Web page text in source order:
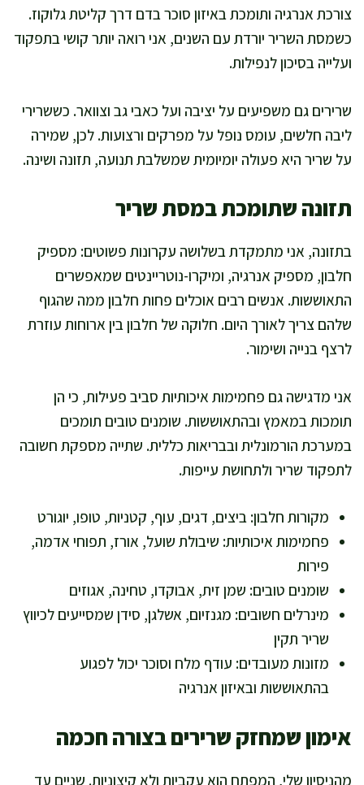
צורכת אנרגיה ותומכת באיזון סוכר בדם דרך קליטת גלוקוז.
כשמסת השריר יורדת עם השנים, אני רואה יותר קושי בתפקוד
ועלייה בסיכון לנפילות.
שרירים גם משפיעים על יציבה ועל כאבי גב וצוואר. כששרירי
ליבה חלשים, עומס נופל על מפרקים ורצועות. לכן, שמירה
על שריר היא פעולה יומיומית שמשלבת תנועה, תזונה ושינה.
תזונה שתומכת במסת שריר
בתזונה, אני מתמקדת בשלושה עקרונות פשוטים: מספיק
חלבון, מספיק אנרגיה, ומיקרו-נוטריינטים שמאפשרים
התאוששות. אנשים רבים אוכלים פחות חלבון ממה שהגוף
שלהם צריך לאורך היום. חלוקה של חלבון בין ארוחות עוזרת
לרצף בנייה ושימור.
אני מדגישה גם פחמימות איכותיות סביב פעילות, כי הן
תומכות במאמץ ובהתאוששות. שומנים טובים תומכים
במערכת הורמונלית ובבריאות כללית. שתייה מספקת חשובה
לתפקוד שריר ולתחושת עייפות.
מקורות חלבון: ביצים, דגים, עוף, קטניות, טופו, יוגורט
פחמימות איכותיות: שיבולת שועל, אורז, תפוחי אדמה,
פירות
שומנים טובים: שמן זית, אבוקדו, טחינה, אגוזים
מינרלים חשובים: מגנזיום, אשלגן, סידן שמסייעים לכיווץ
שריר תקין
מזונות מעובדים: עודף מלח וסוכר יכול לפגוע
בהתאוששות ובאיזון אנרגיה
אימון שמחזק שרירים בצורה חכמה
מהניסיון שלי, המפתח הוא עקביות ולא קיצוניות. שניים עד